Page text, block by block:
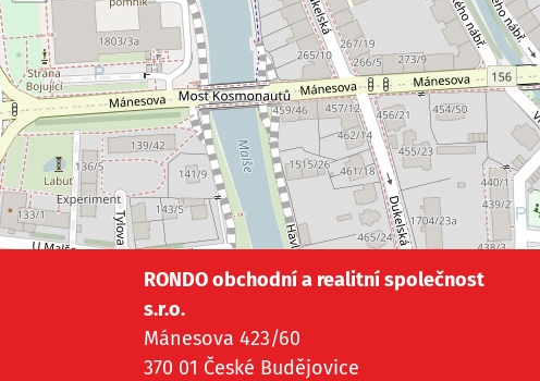
RONDO obchodní a realitní společnost
s.r.o.
Mánesova 423/60
370 01 České Budějovice